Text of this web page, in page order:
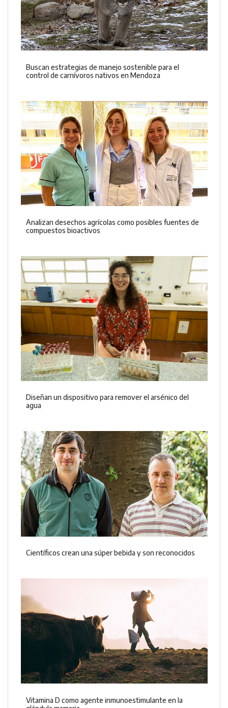
Buscan estrategias de manejo sostenible para el
control de carnívoros nativos en Mendoza
Analizan desechos agrícolas como posibles fuentes de
compuestos bioactivos
Diseñan un dispositivo para remover el arsénico del
agua
Científicos crean una súper bebida y son reconocidos
Vitamina D como agente inmunoestimulante en la